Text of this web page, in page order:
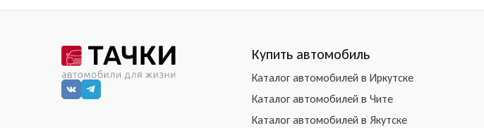
Купить автомобиль
Каталог автомобилей в Иркутске
Каталог автомобилей в Чите
Каталог автомобилей в Якутске